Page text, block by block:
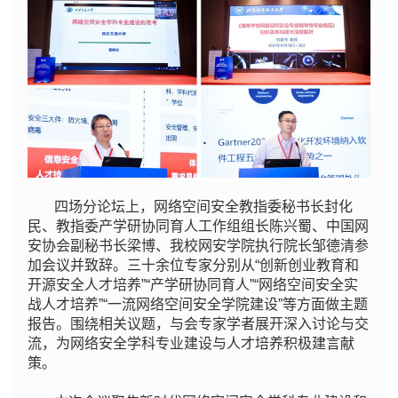
四场分论坛上，网络空间安全教指委秘书长封化
民、教指委产学研协同育人工作组组长陈兴蜀、中国网
安协会副秘书长梁博、我校网安学院执行院长邹德清参
加会议并致辞。三十余位专家分别从“创新创业教育和
开源安全人才培养”“产学研协同育人”“网络空间安全实
战人才培养”“⼀流网络空间安全学院建设”等方面做主题
报告。围绕相关议题，与会专家学者展开深入讨论与交
流，为网络安全学科专业建设与人才培养积极建言献
策。